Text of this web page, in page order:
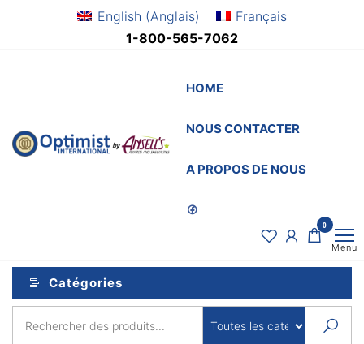
English (Anglais)
Français
1-800-565-7062
OptimistSupply.ca
by
Specialties
HOME
NOUS CONTACTER
A PROPOS DE NOUS
0
Menu
Catégories